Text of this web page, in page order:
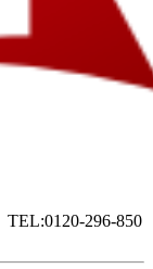
TEL:0120-296-850